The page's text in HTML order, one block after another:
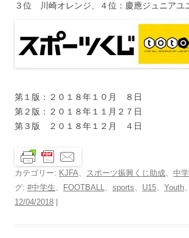
３位 川崎オレンジ、４位：慶應ジュニアユ
第１版：２０１８年１０月 ８日
第２版：２０１８年１１月２７日
第３版 ２０１８年１２月 ４日
カテゴリー: KJFA スポーツ振興くじ助成 中
グ: #中学生 FOOTBALL sports U15 Youth
12/04/2018